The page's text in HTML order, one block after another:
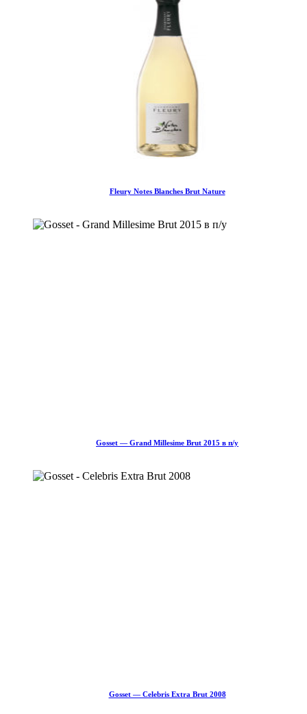
ПОДРОБНЕЕ
Fleury Notes Blanches Brut Nature
Gosset — Grand Millesime Brut 2015 в п/у
Gosset — Celebris Extra Brut 2008